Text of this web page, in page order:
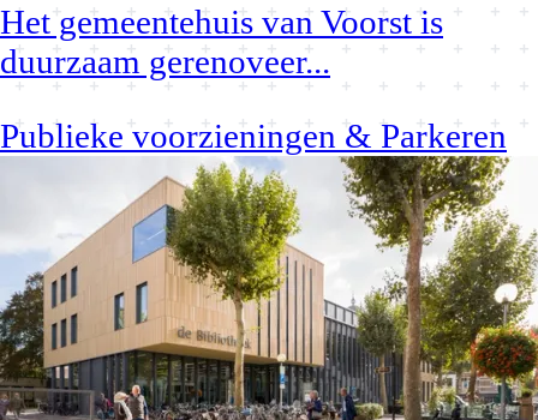
Het gemeentehuis van Voorst is
duurzaam gerenoveer...
Publieke voorzieningen & Parkeren